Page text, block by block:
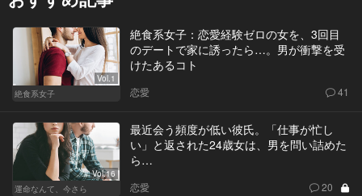
Vol.1
絶食系女子
絶食系女子：恋愛経験ゼロの女を、3回目
のデートで家に誘ったら…。男が衝撃を受
けたあるコト
恋愛 41
Vol.16
運命なんて、今さら
最近会う頻度が低い彼氏。「仕事が忙し
い」と返された24歳女は、男を問い詰めた
ら…
恋愛 20